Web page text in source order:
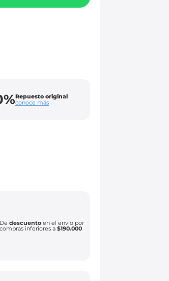
Repuesto original
conoce más
De descuentoen el envío por
compras inferiores a $190.000